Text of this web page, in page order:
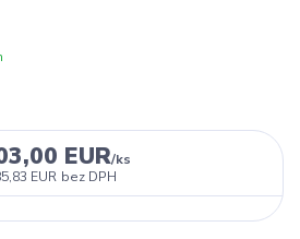
EUR/ks
EUR bez DPH